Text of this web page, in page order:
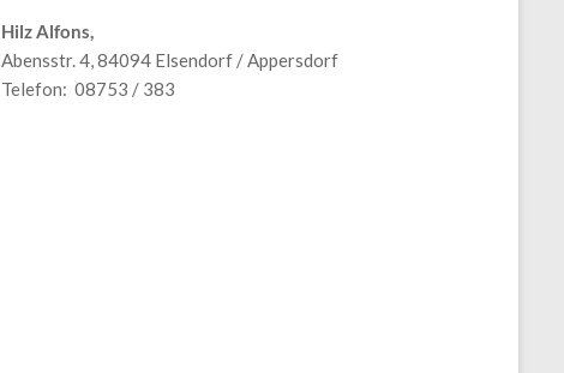
Hilz Alfons,
Abensstr. 4, 84094 Elsendorf / Appersdorf
Telefon: 08753 / 383